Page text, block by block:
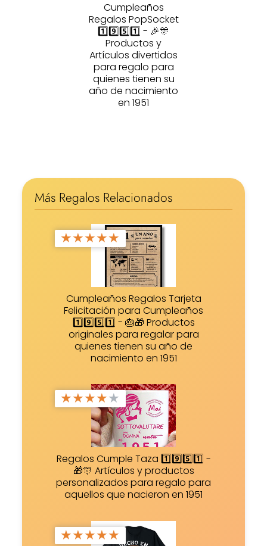
Cumpleaños
Regalos PopSocket
1️⃣9️⃣5️⃣1️⃣ - 🎉🎊
Productos y
Artículos divertidos
para regalo para
quienes tienen su
año de nacimiento
en 1951
Más Regalos Relacionados
★★★★★
Cumpleaños Regalos Tarjeta
Felicitación para Cumpleaños
1️⃣9️⃣5️⃣1️⃣ - 🎂🎁 Productos
originales para regalar para
quienes tienen su año de
nacimiento en 1951
★★★★★
Regalos Cumple Taza 1️⃣9️⃣5️⃣1️⃣ -
🎁🎊 Artículos y productos
personalizados para regalo para
aquellos que nacieron en 1951
★★★★★